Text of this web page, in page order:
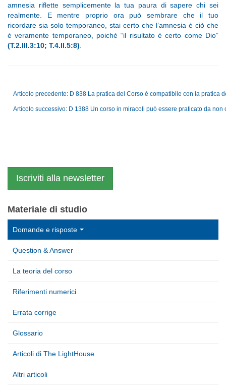
amnesia riflette semplicemente la tua paura di sapere chi sei
realmente. E mentre proprio ora può sembrare che il tuo
ricordare sia solo temporaneo, stai certo che l’amnesia è ciò che
è veramente temporaneo, poiché “il risultato è certo come Dio”
(T.2.III.3:10; T.4.II.5:8)
Articolo precedente: D 838 La pratica del Corso è compatibile con la pratica
Articolo successivo: D 1388 Un corso in miracoli può essere praticato da non
Iscriviti alla newsletter
Materiale di studio
Domande e risposte
Question & Answer
La teoria del corso
Riferimenti numerici
Errata corrige
Glossario
Articoli di The LightHouse
Altri articoli